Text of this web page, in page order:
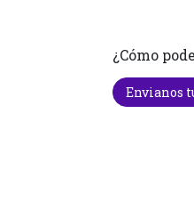
¿Cómo
Envianos